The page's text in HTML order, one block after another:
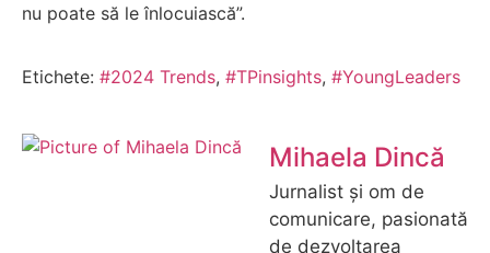
nu poate să le înlocuiască”.
Etichete: #2024 Trends, #TPinsights, #YoungLeaders
Mihaela Dincă
Jurnalist și om de
comunicare, pasionată
de dezvoltarea